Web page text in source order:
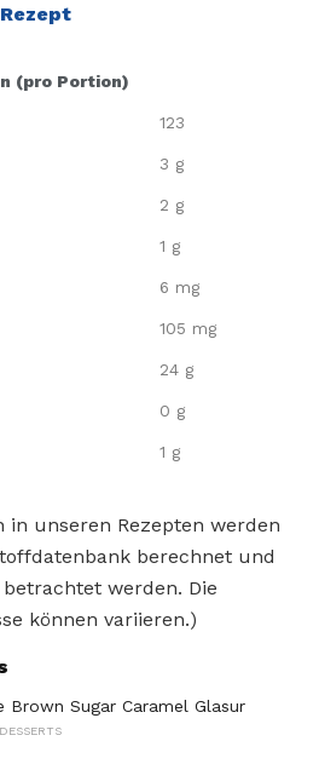
(pro Portion)
123
3 g
2 g
1 g
6 mg
105 mg
24 g
0 g
1 g
in unseren Rezepten werden
berechnet und
werden. Die
können variieren.)
Brown Sugar Caramel Glasur